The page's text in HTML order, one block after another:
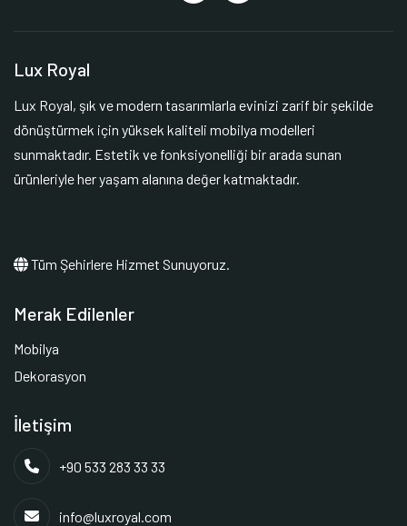
Lux Royal
Lux Royal, şık ve modern tasarımlarla evinizi zarif bir şekilde
dönüştürmek için yüksek kaliteli mobilya modelleri
sunmaktadır. Estetik ve fonksiyonelliği bir arada sunan
ürünleriyle her yaşam alanına değer katmaktadır.
Tüm Şehirlere Hizmet Sunuyoruz.
Merak Edilenler
Mobilya
Dekorasyon
İletişim
+90 533 283 33 33
info@luxroyal.com